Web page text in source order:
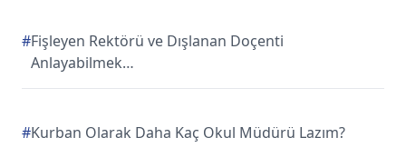
#Fişleyen Rektörü ve Dışlanan Doçenti
Anlayabilmek…
#Kurban Olarak Daha Kaç Okul Müdürü Lazım?